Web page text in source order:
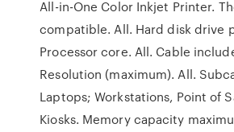
All-in-One Color Inkjet Printer.
compatible. All. Hard disk drive
Processor core. All. Cable
Resolution (maximum). All.
Laptops; Workstations, Point of
Kiosks. Memory capacity